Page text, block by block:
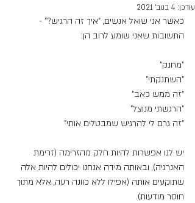
עודכן: 4 בנוב׳ 2021
כאשר אני שואל אנשים, "איך זה הרגיש?" -
התשובות שאני שומע לרוב הן:
"מחנק"
"השתנקתי"
"זה ממש כאב"
"הרגשתי מנוצל"
"זה גרם לי להרגיש שמבטלים אותי"
יש לנו אפשרות להיות חלק מהזרימה (זרימת
האנרגיה), ובאותה מידה אנחנו יכולים להיות אלה
שתוקעים אותה (אפילו ללא כוונה רעה, אלא מתוך
חוסר מודעות).